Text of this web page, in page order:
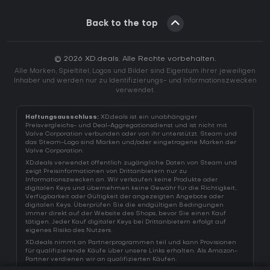
Back to the top
© 2026 XD.deals. Alle Rechte vorbehalten.
Alle Marken, Spieltitel, Logos und Bilder sind Eigentum ihrer jeweiligen
Inhaber und werden nur zu Identifizierungs- und Informationszwecken
verwendet.
Haftungsausschluss: XD.deals ist ein unabhängiger
Preisvergleichs- und Deal-Aggregationsdienst und ist nicht mit
Valve Corporation verbunden oder von ihr unterstützt. Steam und
das Steam-Logo sind Marken und/oder eingetragene Marken der
Valve Corporation.
XD.deals verwendet öffentlich zugängliche Daten von Steam und
zeigt Preisinformationen von Drittanbietern nur zu
Informationszwecken an. Wir verkaufen keine Produkte oder
digitalen Keys und übernehmen keine Gewähr für die Richtigkeit,
Verfügbarkeit oder Gültigkeit der angezeigten Angebote oder
digitalen Keys. Überprüfen Sie die endgültigen Bedingungen
immer direkt auf der Website des Shops, bevor Sie einen Kauf
tätigen. Jeder Kauf digitaler Keys bei Drittanbietern erfolgt auf
eigenes Risiko des Nutzers.
XD.deals nimmt an Partnerprogrammen teil und kann Provisionen
für qualifizierende Käufe über unsere Links erhalten. Als Amazon-
Partner verdienen wir an qualifizierten Käufen.